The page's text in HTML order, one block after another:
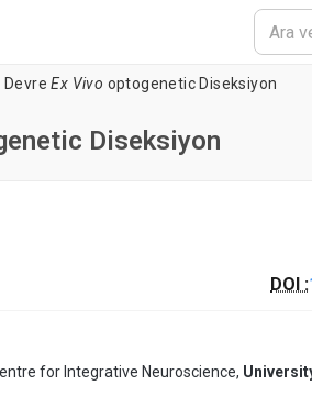
DevreEx Vivo optogenetic Diseksiyon
Diseksiyon
DOI :
for Integrative Neuroscience,